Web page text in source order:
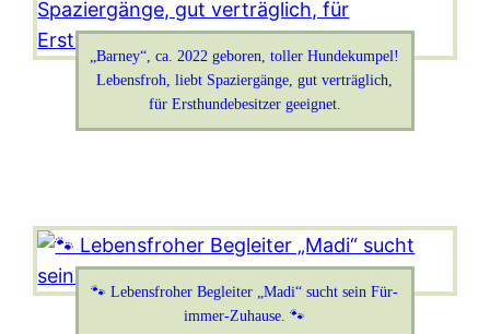
„Barney“, ca. 2022 geboren, toller Hundekumpel!
Lebensfroh, liebt Spaziergänge, gut verträglich,
für Ersthundebesitzer geeignet.
🐾 Lebensfroher Begleiter „Madi“ sucht sein Für-
immer-Zuhause. 🐾